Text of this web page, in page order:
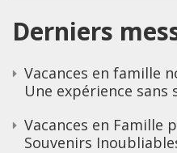
Derniers
Vacances en famille
Une expérience
Vacances en Famille
Souvenirs